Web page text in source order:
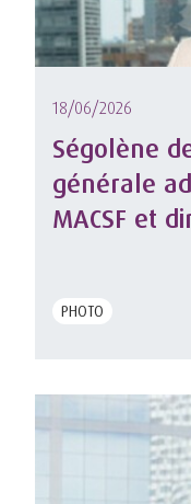
18/06/2026
Ségolène
générale
MACSF et
PHOTO